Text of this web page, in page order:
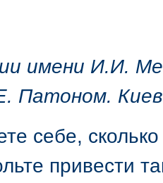
имени И.И.
Патоном.
себе,
привести